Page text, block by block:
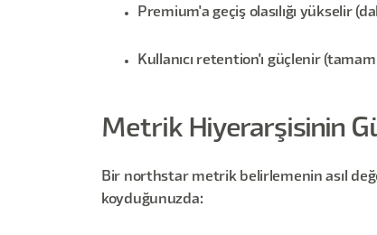
Premium'a geçiş olasılığı yükselir
Kullanıcı retention'ı güçlenir
Metrik Hiyerarşisinin
Bir northstar metrik belirlemenin asıl
koyduğunuzda: